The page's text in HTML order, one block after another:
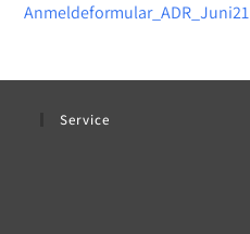
Anmeldeformular_ADR_Juni21
Service